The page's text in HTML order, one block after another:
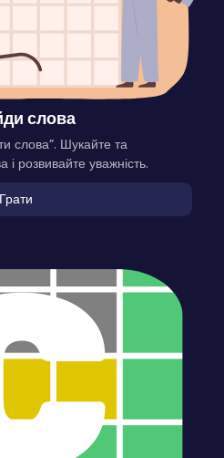
слова
слова”. Шукайте та
і розвивайте уважність.
Грати